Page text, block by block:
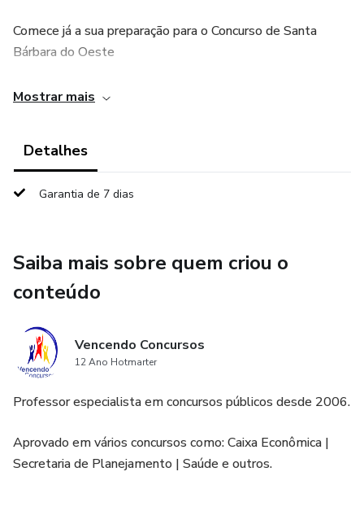
Comece já a sua preparação para o Concurso de Santa
Bárbara do Oeste
aulas já disponíveis
Mostrar mais
Detalhes
Garantia de 7 dias
Saiba mais sobre quem criou o
conteúdo
Vencendo Concursos
12 Ano Hotmarter
Professor especialista em concursos públicos desde 2006.
Aprovado em vários concursos como: Caixa Econômica |
Secretaria de Planejamento | Saúde e outros.